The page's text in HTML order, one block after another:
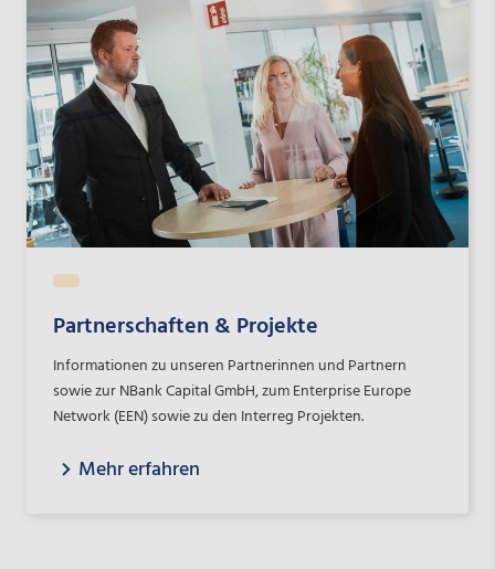
Partnerschaften & Projekte
Informationen zu unseren Partnerinnen und Partnern
sowie zur NBank Capital GmbH, zum Enterprise Europe
Network (EEN) sowie zu den Interreg Projekten.
Mehr erfahren